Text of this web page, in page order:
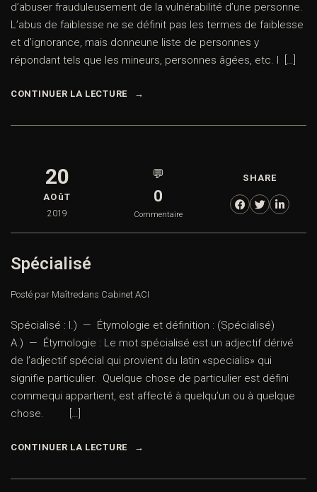
d’abuser frauduleusement de la vulnérabilité d’une personne.
L’abus de faiblesse ne se définit pas les termes de faiblesse
et d’ignorance, mais donneune liste de personnes y
répondant tels que les mineurs, personnes âgées, etc. I […]
CONTINUER LA LECTURE
20
AOûT
2019
💬
0
Commentaire
SHARE
Spécialisé
Posté par Maîtredans Cabinet ACI
Spécialisé : I.) — Étymologie et définition : (Spécialisé)
A.) — Étymologie : Le mot spécialisé est un adjectif dérivé
de l’adjectif spécial qui provient du latin «specialis» qui
signifie particulier. Quelque chose de particulier est défini
commequi appartient, est affecté à quelqu’un ou à quelque
chose. […]
CONTINUER LA LECTURE